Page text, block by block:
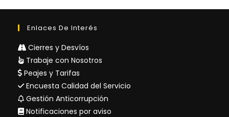
Enlaces De Interés
Cierres y Desvíos
Trabaje con Nosotros
Peajes y Tarifas
Encuesta Calidad del Servicio
Gestión Anticorrupción
Notificaciones por aviso